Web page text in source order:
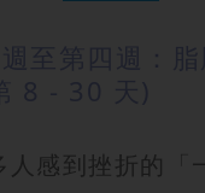
感到挫折的「